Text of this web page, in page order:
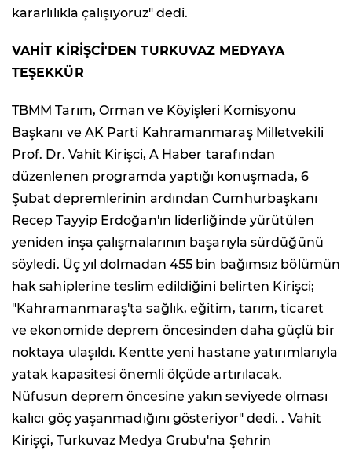
kararlılıkla çalışıyoruz" dedi.
VAHİT KİRİŞCİ'DEN TURKUVAZ MEDYAYA
TEŞEKKÜR
TBMM Tarım, Orman ve Köyişleri Komisyonu
Başkanı ve AK Parti Kahramanmaraş Milletvekili
Prof. Dr. Vahit Kirişci, A Haber tarafından
düzenlenen programda yaptığı konuşmada, 6
Şubat depremlerinin ardından Cumhurbaşkanı
Recep Tayyip Erdoğan'ın liderliğinde yürütülen
yeniden inşa çalışmalarının başarıyla sürdüğünü
söyledi. Üç yıl dolmadan 455 bin bağımsız bölümün
hak sahiplerine teslim edildiğini belirten Kirişci;
"Kahramanmaraş'ta sağlık, eğitim, tarım, ticaret
ve ekonomide deprem öncesinden daha güçlü bir
noktaya ulaşıldı. Kentte yeni hastane yatırımlarıyla
yatak kapasitesi önemli ölçüde artırılacak.
Nüfusun deprem öncesine yakın seviyede olması
kalıcı göç yaşanmadığını gösteriyor" dedi. . Vahit
Kirişçi, Turkuvaz Medya Grubu'na Şehrin